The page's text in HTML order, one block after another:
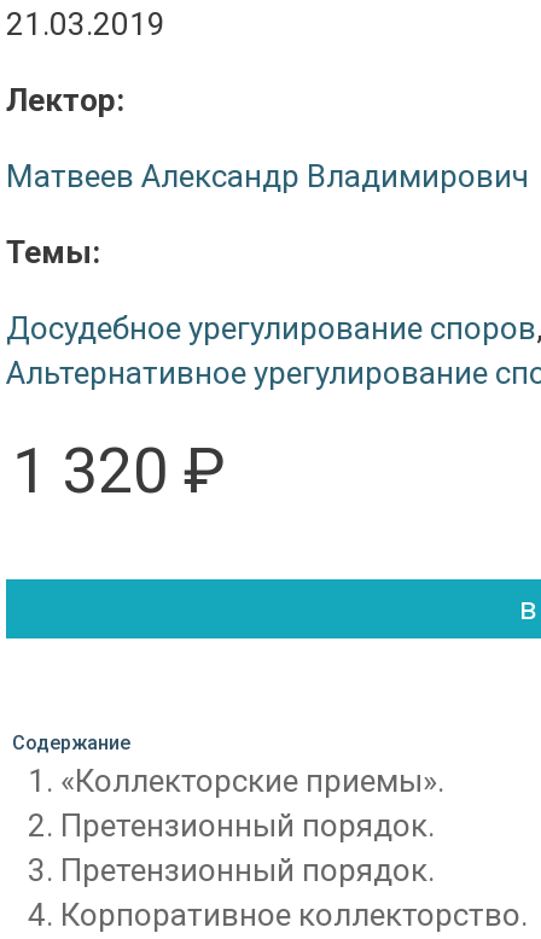
21.03.2019
Лектор:
Матвеев Александр Владимирович
Темы:
Досудебное урегулирование споров
Альтернативное урегулирование
1 320 ₽
Содержание
«Коллекторские приемы».
Претензионный порядок.
Претензионный порядок.
Корпоративное коллекторство.